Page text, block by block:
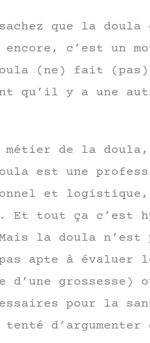
que la doula
c’est un
(ne) fait
qu’il y a une
métier de la
est une
et logistique,
Et tout ça c’est
la doula n’est
apte à évaluer
d’une grossesse)
pour la
d’argumenter